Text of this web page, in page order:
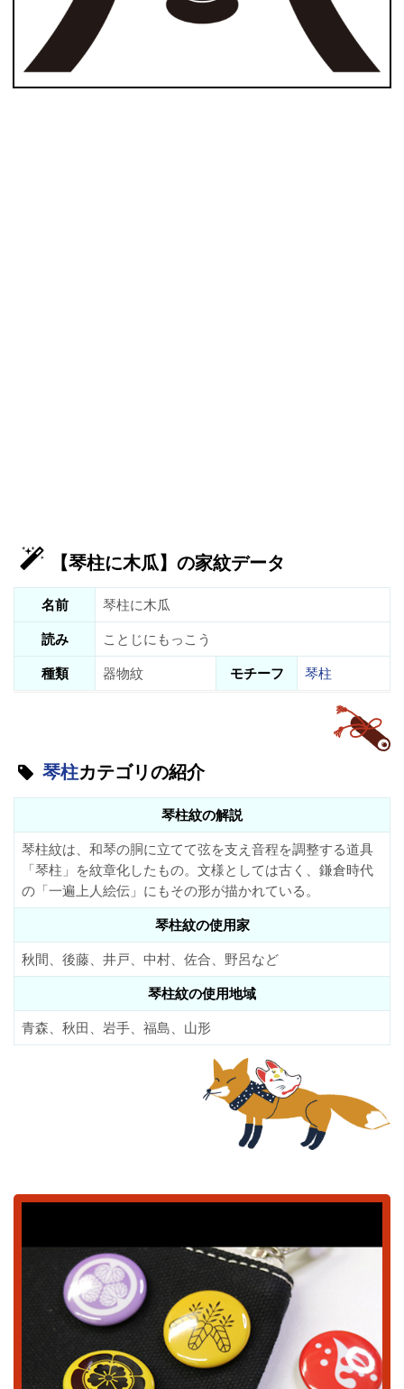
【琴柱に木瓜】の家紋データ
名前
琴柱に木瓜
読み
ことじにもっこう
種類
器物紋 モチーフ 琴柱
琴柱カテゴリの紹介
琴柱紋の解説
琴柱紋は、和琴の胴に立てて弦を支え音程を調整する道具
「琴柱」を紋章化したもの。文様としては古く、鎌倉時代
の「一遍上人絵伝」にもその形が描かれている。
琴柱紋の使用家
秋間、後藤、井戸、中村、佐合、野呂など
琴柱紋の使用地域
青森、秋田、岩手、福島、山形